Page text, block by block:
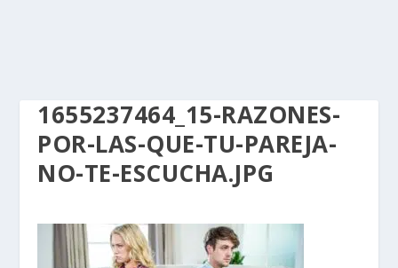
1655237464_15-RAZONES-
POR-LAS-QUE-TU-PAREJA-
NO-TE-ESCUCHA.JPG